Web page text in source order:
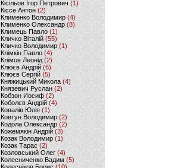
Кісільов Ігор Петрович (1)
Кіссе Антон (2)
Клименко Володимир(4)
Клименко Олександр (8)
Климець Павло (1)
Кличко Віталій(55)
Кличко Володимир (1)
Клімкін Павло (4)
Клімов Леонід(2)
Клюєв Андрій(6)
Клюєв Сергій (5)
Княжицький Микола(4)
Князевич Руслан (2)
Кобзон Иосиф(2)
Коболєв Андрій (4)
Ковалів Юлія(1)
Ковтун Володимир (2)
Кодола Олександр (2)
Кожемякін Андрій (3)
Козак Володимир (1)
Козак Тарас (2)
Козловський Олег(4)
Колесниченко Вадим (5)